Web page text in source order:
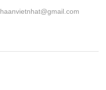
haanvietnhat@gmail.com